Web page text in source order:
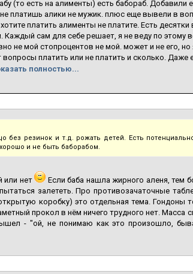
(то есть на алименты) есть бабораб. Добавили
платишь алики не мужик. плюс еще вывели в
платить алименты не платите. Есть
Каждый сам для себе решает, я не веду по этому
не мой стопроцентов не мой. может и не его,
платить или не платить и сколько. Даже
полностью...
без резинок и т.д. рожать детей. Есть
и не быть баборабом.
или нет
Если баба нашла жирного аленя, тем
залететь. Про противозачаточные
коробку) это отдельная тема. Гондоны
прокол в нём ничего трудного нет. Масса
- "ой, не понимаю как это произошло,